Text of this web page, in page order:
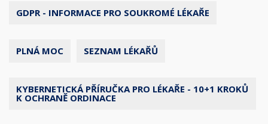
GDPR - INFORMACE PRO SOUKROMÉ LÉKAŘE
PLNÁ MOC SEZNAM LÉKAŘŮ
KYBERNETICKÁ PŘÍRUČKA PRO LÉKAŘE - 10+1 KROKŮ
K OCHRANĚ ORDINACE